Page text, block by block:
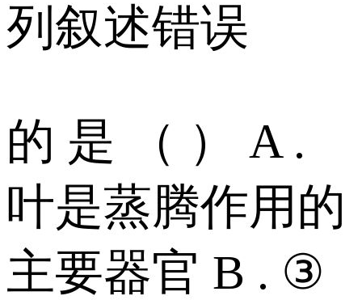
列叙述错误
的 是 （ ） A .
叶是蒸腾作用的
主要器官 B . ③